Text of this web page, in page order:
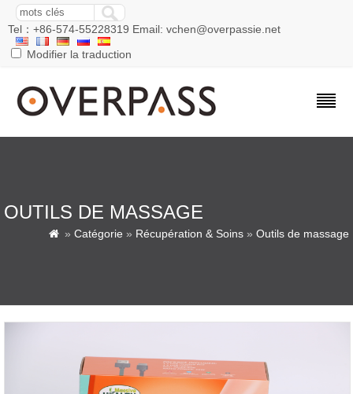
Tel：+86-574-55228319 Email: vchen@overpassie.net
Modifier la traduction
OUTILS DE MASSAGE
 » Catégorie » Récupération & Soins » Outils de massage